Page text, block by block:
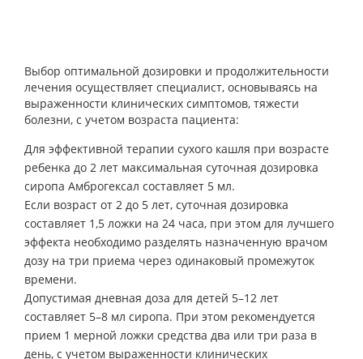
Выбор оптимальной дозировки и продолжительности
лечения осуществляет специалист, основываясь на
выраженности клинических симптомов, тяжести
болезни, с учетом возраста пациента:
Для эффективной терапии сухого кашля при возрасте
ребенка до 2 лет максимальная суточная дозировка
сиропа Амброгексал составляет 5 мл.
Если возраст от 2 до 5 лет, суточная дозировка
составляет 1,5 ложки на 24 часа, при этом для лучшего
эффекта необходимо разделять назначенную врачом
дозу на три приема через одинаковый промежуток
времени.
Допустимая дневная доза для детей 5–12 лет
составляет 5–8 мл сиропа. При этом рекомендуется
прием 1 мерной ложки средства два или три раза в
день, с учетом выраженности клинических